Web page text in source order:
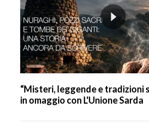
“Misteri, leggende e tradizioni
in omaggio con L'Unione Sarda